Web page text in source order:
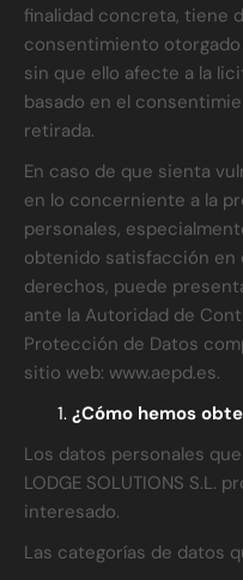
finalidad concreta, tiene
consentimiento
sin que ello afecte a la
basado en el
retirada.
En caso de que sienta
en lo concerniente a la
personales,
obtenido satisfacción en
derechos, puede
ante la Autoridad de
Protección de Datos
sitio web: www.aepd.es.
¿Cómo hemos
Los datos personales
LODGE SOLUTIONS S.L.
interesado.
Las categorías de datos